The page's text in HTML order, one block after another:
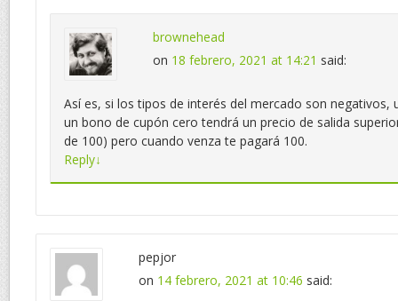
brownehead
on 18 febrero, 2021 at 14:21 said:
Así es, si los tipos de interés del mercado son negativos,
un bono de cupón cero tendrá un precio de salida
de 100) pero cuando venza te pagará 100.
Reply↓
pepjor
on 14 febrero, 2021 at 10:46 said: